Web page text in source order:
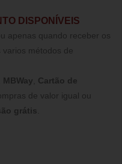
DISPONÍVEIS
apenas quando receber os
varios métodos de
MBWay
Cartão de
de valor igual ou
grátis